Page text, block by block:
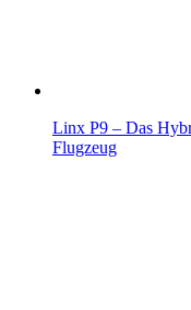
Linx P9 – Das
Flugzeug